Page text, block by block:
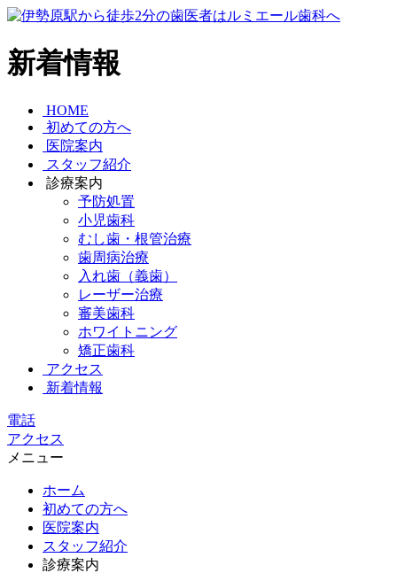
新着情報
HOME
初めての方へ
医院案内
スタッフ紹介
診療案内
予防処置
小児歯科
むし歯・根管治療
歯周病治療
入れ歯（義歯）
レーザー治療
審美歯科
ホワイトニング
矯正歯科
アクセス
新着情報
電話
アクセス
メニュー
ホーム
初めての方へ
医院案内
スタッフ紹介
診療案内